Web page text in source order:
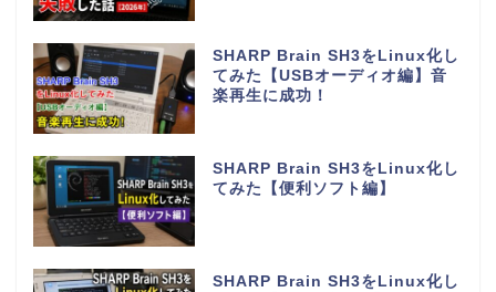
SHARP Brain SH3をLinux化し
てみた【USBオーディオ編】音
楽再生に成功！
SHARP Brain SH3をLinux化し
てみた【便利ソフト編】
SHARP Brain SH3をLinux化し